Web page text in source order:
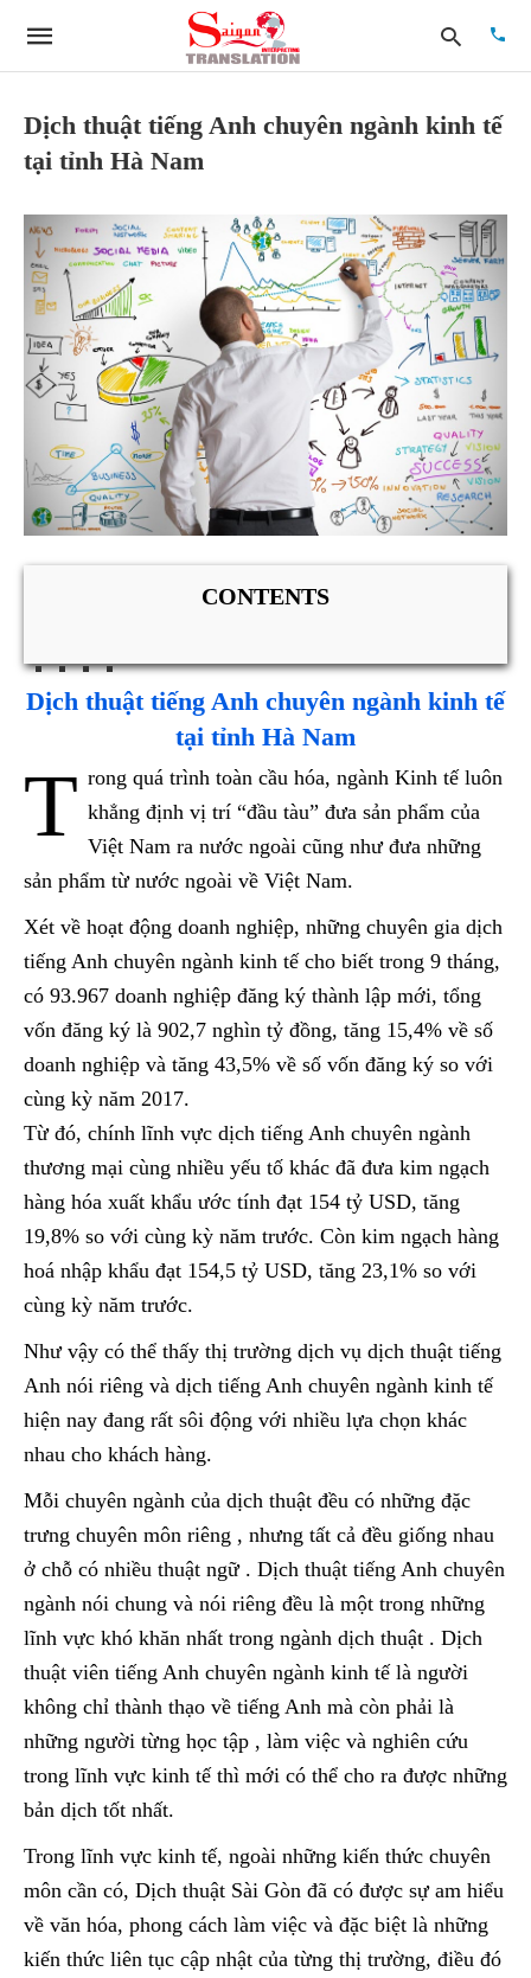
query
and
enter:
Dịch thuật tiếng Anh chuyên ngành kinh tế
tại tỉnh Hà Nam
CONTENTS
Dịch thuật tiếng Anh chuyên ngành kinh tế
tại tỉnh Hà Nam
T rong quá trình toàn cầu hóa, ngành Kinh tế luôn
khẳng định vị trí “đầu tàu” đưa sản phẩm của
Việt Nam ra nước ngoài cũng như đưa những
sản phẩm từ nước ngoài về Việt Nam.
Xét về hoạt động doanh nghiệp, những chuyên gia dịch
tiếng Anh chuyên ngành kinh tế cho biết trong 9 tháng,
có 93.967 doanh nghiệp đăng ký thành lập mới, tổng
vốn đăng ký là 902,7 nghìn tỷ đồng, tăng 15,4% về số
doanh nghiệp và tăng 43,5% về số vốn đăng ký so với
cùng kỳ năm 2017.
Từ đó, chính lĩnh vực dịch tiếng Anh chuyên ngành
thương mại cùng nhiều yếu tố khác đã đưa kim ngạch
hàng hóa xuất khẩu ước tính đạt 154 tỷ USD, tăng
19,8% so với cùng kỳ năm trước. Còn kim ngạch hàng
hoá nhập khẩu đạt 154,5 tỷ USD, tăng 23,1% so với
cùng kỳ năm trước.
Như vậy có thể thấy thị trường dịch vụ dịch thuật tiếng
Anh nói riêng và dịch tiếng Anh chuyên ngành kinh tế
hiện nay đang rất sôi động với nhiều lựa chọn khác
nhau cho khách hàng.
Mỗi chuyên ngành của dịch thuật đều có những đặc
trưng chuyên môn riêng , nhưng tất cả đều giống nhau
ở chỗ có nhiều thuật ngữ . Dịch thuật tiếng Anh chuyên
ngành nói chung và nói riêng đều là một trong những
lĩnh vực khó khăn nhất trong ngành dịch thuật . Dịch
thuật viên tiếng Anh chuyên ngành kinh tế là người
không chỉ thành thạo về tiếng Anh mà còn phải là
những người từng học tập , làm việc và nghiên cứu
trong lĩnh vực kinh tế thì mới có thể cho ra được những
bản dịch tốt nhất.
Trong lĩnh vực kinh tế, ngoài những kiến thức chuyên
môn cần có, Dịch thuật Sài Gòn đã có được sự am hiểu
về văn hóa, phong cách làm việc và đặc biệt là những
kiến thức liên tục cập nhật của từng thị trường, điều đó